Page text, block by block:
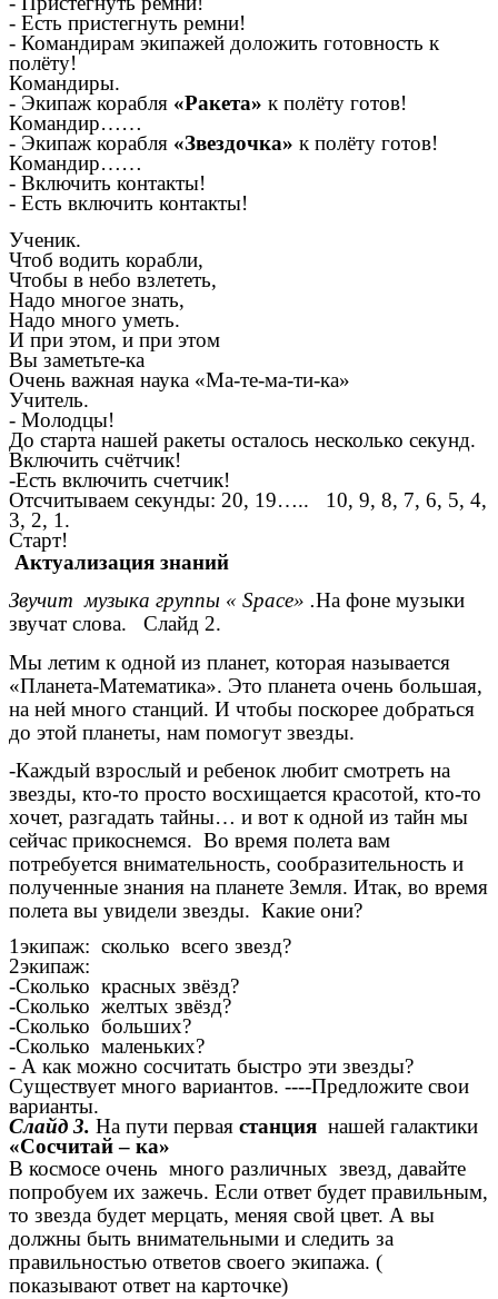
- Есть пристегнуть ремни!
- Командирам экипажей доложить готовность к
полёту!
Командиры.
- Экипаж корабля «Ракета» к полёту готов!
Командир……
- Экипаж корабля «Звездочка» к полёту готов!
Командир……
- Включить контакты!
- Есть включить контакты!
Ученик.
Чтоб водить корабли,
Чтобы в небо взлететь,
Надо многое знать,
Надо много уметь.
И при этом, и при этом
Вы заметьте-ка
Очень важная наука «Ма-те-ма-ти-ка»
Учитель.
- Молодцы!
До старта нашей ракеты осталось несколько секунд.
Включить счётчик!
-Есть включить счетчик!
Отсчитываем секунды: 20, 19….. 10, 9, 8, 7, 6, 5, 4,
3, 2, 1.
Старт!
Актуализация знаний
Звучит музыка группы « Space» .На фоне музыки
звучат слова. Слайд 2.
Мы летим к одной из планет, которая называется
«Планета-Математика». Это планета очень большая,
на ней много станций. И чтобы поскорее добраться
до этой планеты, нам помогут звезды.
-Каждый взрослый и ребенок любит смотреть на
звезды, кто-то просто восхищается красотой, кто-то
хочет, разгадать тайны… и вот к одной из тайн мы
сейчас прикоснемся. Во время полета вам
потребуется внимательность, сообразительность и
полученные знания на планете Земля. Итак, во время
полета вы увидели звезды. Какие они?
1экипаж: сколько всего звезд?
2экипаж:
-Сколько красных звёзд?
-Сколько желтых звёзд?
-Сколько больших?
-Сколько маленьких?
- А как можно сосчитать быстро эти звезды?
Существует много вариантов. ----Предложите свои
варианты.
Слайд 3. На пути первая станция нашей галактики
«Сосчитай – ка»
В космосе очень много различных звезд, давайте
попробуем их зажечь. Если ответ будет правильным,
то звезда будет мерцать, меняя свой цвет. А вы
должны быть внимательными и следить за
правильностью ответов своего экипажа. (
показывают ответ на карточке)